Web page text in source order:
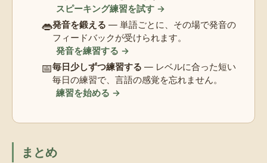
スピーキング練習を試す →
👄発音を鍛える — 単語ごとに、その場で発音の
フィードバックが受けられます。
発音を練習する →
📅毎日少しずつ練習する — レベルに合った短い
毎日の練習で、言語の感覚を忘れません。
練習を始める →
まとめ